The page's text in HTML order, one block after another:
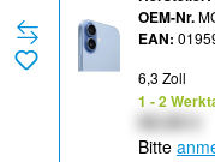
OEM-Nr.
EAN:
6,3 Zoll
1 - 2
XX,XX €
Bitte